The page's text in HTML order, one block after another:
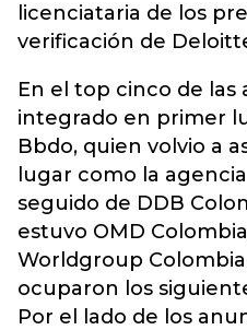
licenciataria de los
verificación de
En el top cinco de las
integrado en primer
Bbdo, quien volvio a
lugar como la
seguido de DDB
estuvo OMD
Worldgroup
ocuparon los
Por el lado de los